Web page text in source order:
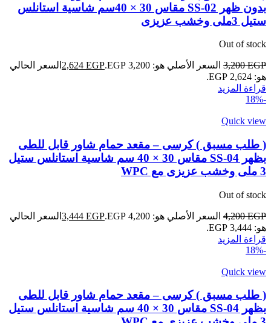
بدون ظهر SS-02 مقاس 30 × 40سم شاسية استانلس
ستيل 3ملى وخشب عزيزى
Out of stock
3,200EGP السعر الأصلي هو: 3,200 EGP. 2,624 EGP
السعر الحالي
هو: 2,624 EGP.
قراءة المزيد
-18%
Quick view
( طلب مسبق ) كرسى – مقعد حمام شاور قابل للطى
بظهر SS-04 مقاس 30 × 40 سم شاسية استانلس ستيل
3 ملى وخشب عزيزى مع WPC
Out of stock
4,200EGP السعر الأصلي هو: 4,200 EGP. 3,444 EGP
السعر الحالي
هو: 3,444 EGP.
قراءة المزيد
-18%
Quick view
( طلب مسبق ) كرسى – مقعد حمام شاور قابل للطى
بظهر SS-04 مقاس 30 × 40 سم شاسية استانلس ستيل